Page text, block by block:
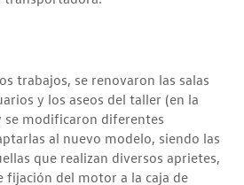
trabajos, se renovaron las salas
y los aseos del taller (en la
modificaron diferentes
al nuevo modelo, siendo las
que realizan diversos aprietes,
fijación del motor a la caja de